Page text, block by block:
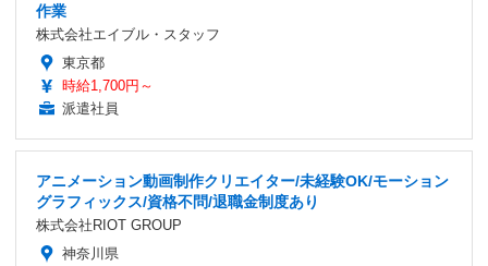
作業
株式会社エイブル・スタッフ
東京都
時給1,700円～
派遣社員
アニメーション動画制作クリエイター/未経験OK/モーション
グラフィックス/資格不問/退職金制度あり
株式会社RIOT GROUP
神奈川県